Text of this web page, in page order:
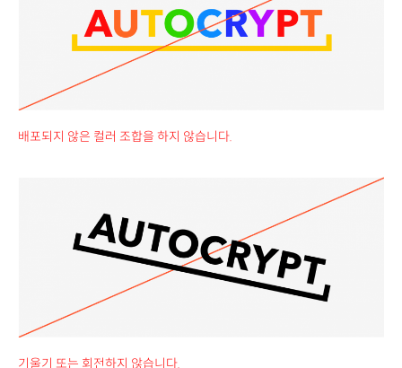
배포되지 않은 컬러 조합을 하지 않습니다.
기울기 또는 회전하지 않습니다.